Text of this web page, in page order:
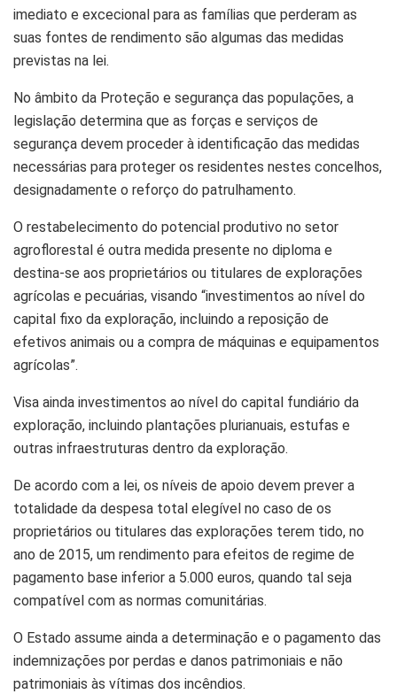
imediato e excecional para as famílias que perderam as
suas fontes de rendimento são algumas das medidas
previstas na lei.
No âmbito da Proteção e segurança das populações, a
legislação determina que as forças e serviços de
segurança devem proceder à identificação das medidas
necessárias para proteger os residentes nestes concelhos,
designadamente o reforço do patrulhamento.
O restabelecimento do potencial produtivo no setor
agroflorestal é outra medida presente no diploma e
destina-se aos proprietários ou titulares de explorações
agrícolas e pecuárias, visando “investimentos ao nível do
capital fixo da exploração, incluindo a reposição de
efetivos animais ou a compra de máquinas e equipamentos
agrícolas”.
Visa ainda investimentos ao nível do capital fundiário da
exploração, incluindo plantações plurianuais, estufas e
outras infraestruturas dentro da exploração.
De acordo com a lei, os níveis de apoio devem prever a
totalidade da despesa total elegível no caso de os
proprietários ou titulares das explorações terem tido, no
ano de 2015, um rendimento para efeitos de regime de
pagamento base inferior a 5.000 euros, quando tal seja
compatível com as normas comunitárias.
O Estado assume ainda a determinação e o pagamento das
indemnizações por perdas e danos patrimoniais e não
patrimoniais às vítimas dos incêndios.